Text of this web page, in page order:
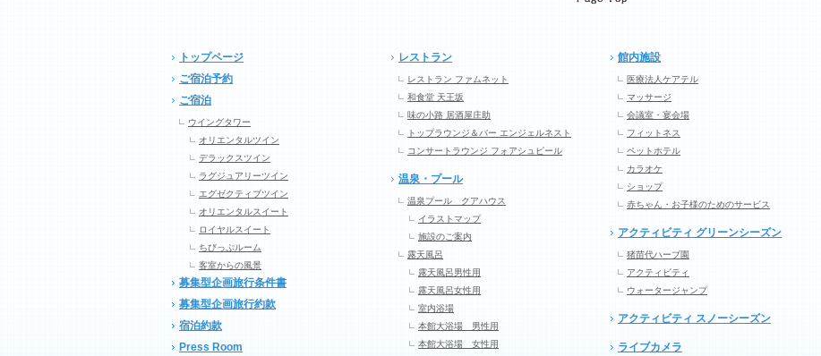
トップページ
ご宿泊予約
ご宿泊
ウイングタワー
オリエンタルツイン
デラックスツイン
ラグジュアリーツイン
エグゼクティブツイン
オリエンタルスイート
ロイヤルスイート
ちびっぷルーム
客室からの風景
募集型企画旅行条件書
募集型企画旅行約款
宿泊約款
Press Room
レストラン
レストラン ファムネット
和食堂 天王坂
味の小路 居酒屋庄助
トップラウンジ＆バー エンジェルネスト
コンサートラウンジ フォアシュピール
温泉・プール
温泉プール クアハウス
イラストマップ
施設のご案内
露天風呂
露天風呂男性用
露天風呂女性用
室内浴場
本館大浴場 男性用
本館大浴場 女性用
館内施設
医療法人ケアテル
マッサージ
会議室・宴会場
フィットネス
ペットホテル
カラオケ
ショップ
赤ちゃん・お子様のためのサービス
アクティビティ グリーンシーズン
猪苗代ハーブ園
アクティビティ
ウォータージャンプ
アクティビティ スノーシーズン
ライブカメラ